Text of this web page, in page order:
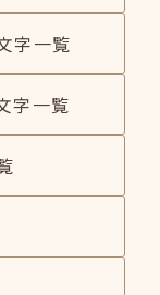
字一覧
字一覧